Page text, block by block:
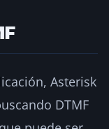
Asterisk
DTMF